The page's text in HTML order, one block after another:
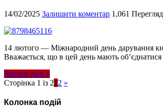
14/02/2025 Залишити коментар 1,061
14 лютого — Міжнародний день дарування
Вважається, що в цей день мають об’єднатися
Читати далі »
Сторінка 1 із 21 2 »
Колонка подій